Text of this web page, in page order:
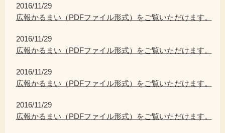
2016/11/29
広報かるまい（PDFファイル形式）をご覧いただけます。
2016/11/29
広報かるまい（PDFファイル形式）をご覧いただけます。
2016/11/29
広報かるまい（PDFファイル形式）をご覧いただけます。
2016/11/29
広報かるまい（PDFファイル形式）をご覧いただけます。